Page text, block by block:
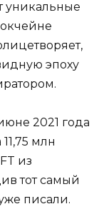
уникальные
эпоху
2021 года
млн
из
тот самый
писали.